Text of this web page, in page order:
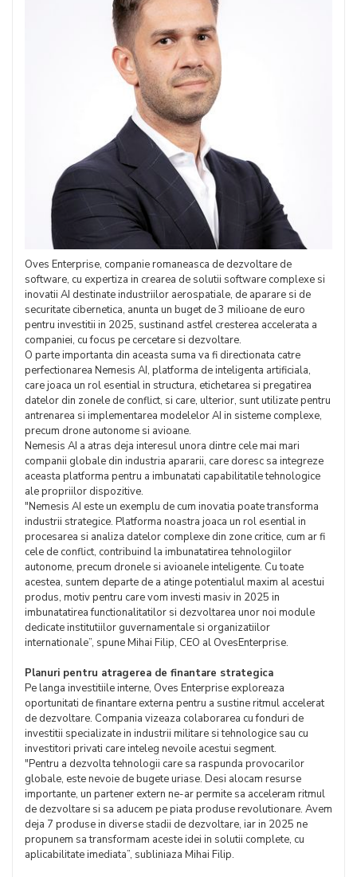
Oves Enterprise, companie romaneasca de dezvoltare de
software, cu expertiza in crearea de solutii software complexe si
inovatii AI destinate industriilor aerospatiale, de aparare si de
securitate cibernetica, anunta un buget de 3 milioane de euro
pentru investitii in 2025, sustinand astfel cresterea accelerata a
companiei, cu focus pe cercetare si dezvoltare.
O parte importanta din aceasta suma va fi directionata catre
perfectionarea Nemesis AI, platforma de inteligenta artificiala,
care joaca un rol esential in structura, etichetarea si pregatirea
datelor din zonele de conflict, si care, ulterior, sunt utilizate pentru
antrenarea si implementarea modelelor AI in sisteme complexe,
precum drone autonome si avioane.
Nemesis AI a atras deja interesul unora dintre cele mai mari
companii globale din industria apararii, care doresc sa integreze
aceasta platforma pentru a imbunatati capabilitatile tehnologice
ale propriilor dispozitive.
"Nemesis AI este un exemplu de cum inovatia poate transforma
industrii strategice. Platforma noastra joaca un rol esential in
procesarea si analiza datelor complexe din zone critice, cum ar fi
cele de conflict, contribuind la imbunatatirea tehnologiilor
autonome, precum dronele si avioanele inteligente. Cu toate
acestea, suntem departe de a atinge potentialul maxim al acestui
produs, motiv pentru care vom investi masiv in 2025 in
imbunatatirea functionalitatilor si dezvoltarea unor noi module
dedicate institutiilor guvernamentale si organizatiilor
internationale”, spune Mihai Filip, CEO al OvesEnterprise.
Planuri pentru atragerea de finantare strategica
Pe langa investitiile interne, Oves Enterprise exploreaza
oportunitati de finantare externa pentru a sustine ritmul accelerat
de dezvoltare. Compania vizeaza colaborarea cu fonduri de
investitii specializate in industrii militare si tehnologice sau cu
investitori privati care inteleg nevoile acestui segment.
"Pentru a dezvolta tehnologii care sa raspunda provocarilor
globale, este nevoie de bugete uriase. Desi alocam resurse
importante, un partener extern ne-ar permite sa acceleram ritmul
de dezvoltare si sa aducem pe piata produse revolutionare. Avem
deja 7 produse in diverse stadii de dezvoltare, iar in 2025 ne
propunem sa transformam aceste idei in solutii complete, cu
aplicabilitate imediata”, subliniaza Mihai Filip.